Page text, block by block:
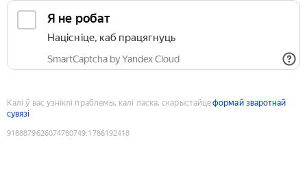
Я не робат
Націсніце, каб працягнуць
SmartCaptcha by Yandex Cloud
Калі ў вас узніклі праблемы, калі ласка, скарыстайцеформай зваротнай
сувязі
9188879626074780749:1786192418